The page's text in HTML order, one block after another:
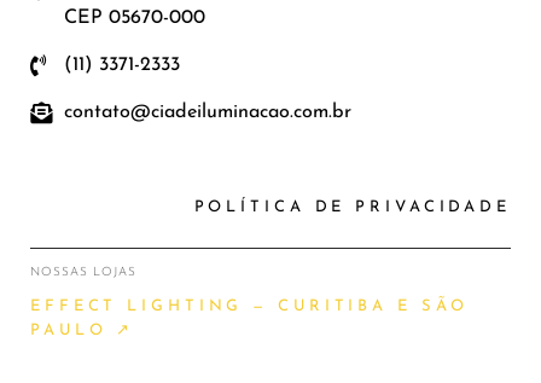
CEP 05670-000
(11) 3371-2333
contato@ciadeiluminacao.com.br
POLÍTICA DE PRIVACIDADE
NOSSAS LOJAS
EFFECT LIGHTING — CURITIBA E SÃO
PAULO ↗